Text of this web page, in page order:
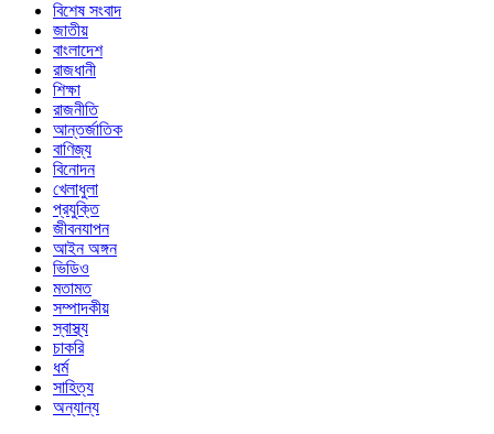
বিশেষ সংবাদ
জাতীয়
বাংলাদেশ
রাজধানী
শিক্ষা
রাজনীতি
আন্তর্জাতিক
বাণিজ্য
বিনোদন
খেলাধুলা
প্রযুক্তি
জীবনযাপন
আইন অঙ্গন
ভিডিও
মতামত
সম্পাদকীয়
স্বাস্থ্য
চাকরি
ধর্ম
সাহিত্য
অন্যান্য